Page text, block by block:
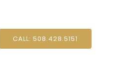
CALL: 508.428.5151